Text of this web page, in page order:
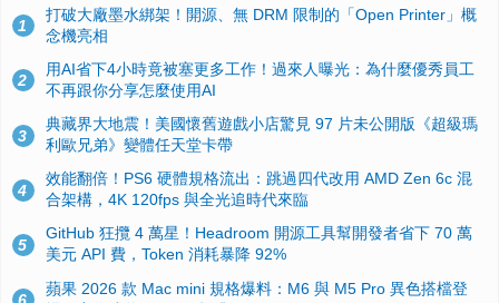
1
打破大廠墨水綁架！開源、無 DRM 限制的「Open Printer」概
念機亮相
2
用AI省下4小時竟被塞更多工作！過來人曝光：為什麼優秀員工
不再跟你分享怎麼使用AI
3
典藏界大地震！美國懷舊遊戲小店驚見 97 片未公開版《超級瑪
利歐兄弟》變體任天堂卡帶
4
效能翻倍！PS6 硬體規格流出：跳過四代改用 AMD Zen 6c 混
合架構，4K 120fps 與全光追時代來臨
5
GitHub 狂攬 4 萬星！Headroom 開源工具幫開發者省下 70 萬
美元 API 費，Token 消耗暴降 92%
蘋果 2026 款 Mac mini 規格爆料：M6 與 M5 Pro 異色搭檔登